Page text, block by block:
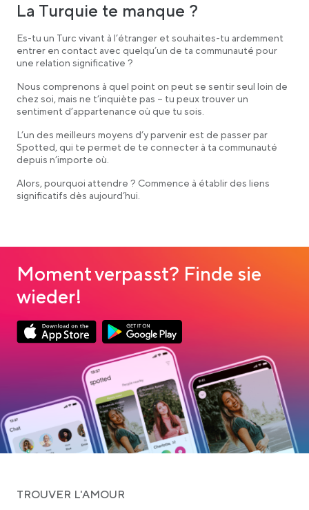
La Turquie te manque ?
Es-tu un Turc vivant à l’étranger et souhaites-tu ardemment
entrer en contact avec quelqu’un de ta communauté pour
une relation significative ?
Nous comprenons à quel point on peut se sentir seul loin de
chez soi, mais ne t’inquiète pas – tu peux trouver un
sentiment d’appartenance où que tu sois.
L’un des meilleurs moyens d’y parvenir est de passer par
Spotted, qui te permet de te connecter à ta communauté
depuis n’importe où.
Alors, pourquoi attendre ? Commence à établir des liens
significatifs dès aujourd’hui.
Moment verpasst? Finde sie
wieder!
Link opens in a new tabLink opens in a new tab
Google Play Download
TROUVER L'AMOUR